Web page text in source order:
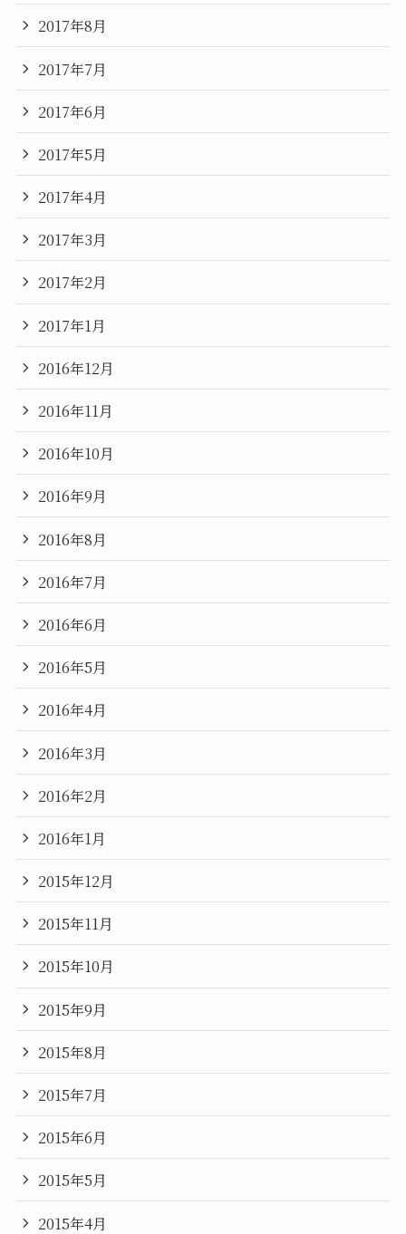
2017年8月
2017年7月
2017年6月
2017年5月
2017年4月
2017年3月
2017年2月
2017年1月
2016年12月
2016年11月
2016年10月
2016年9月
2016年8月
2016年7月
2016年6月
2016年5月
2016年4月
2016年3月
2016年2月
2016年1月
2015年12月
2015年11月
2015年10月
2015年9月
2015年8月
2015年7月
2015年6月
2015年5月
2015年4月